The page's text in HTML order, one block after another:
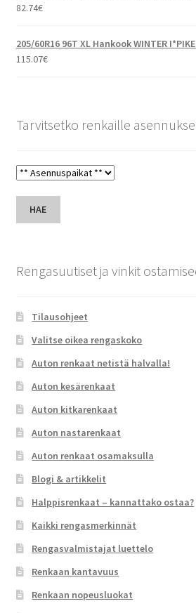
82.74€
205/60R16 96T XL Hankook WINTER I*PIKE
115.07€
Tarvitsetko renkaille
HAE
Rengasuutiset ja vinkit
Tilausohjeet
Valitse oikea rengaskoko
Auton renkaat netistä halvalla!
Auton kesärenkaat
Auton kitkarenkaat
Auton nastarenkaat
Auton renkaat osamaksulla
Blogi & artikkelit
Halppisrenkaat – kannattako ostaa?
Kaikki rengasmerkinnät
Rengasvalmistajat luettelo
Renkaan kantavuus
Renkaan nopeusluokat